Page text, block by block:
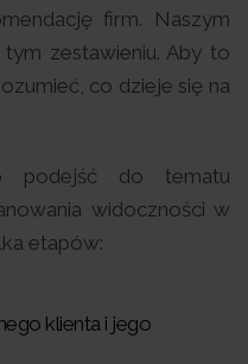
firm. Naszym
zestawieniu. Aby to
co dzieje się na
podejść do tematu
widoczności w
etapów:
klienta i jego